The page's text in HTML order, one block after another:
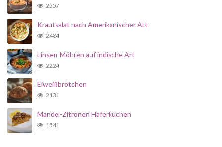
2557
Krautsalat nach Amerikanischer Art
2484
Linsen-Möhren auf indische Art
2224
Eiweißbrötchen
2131
Mandel-Zitronen Haferkuchen
1541